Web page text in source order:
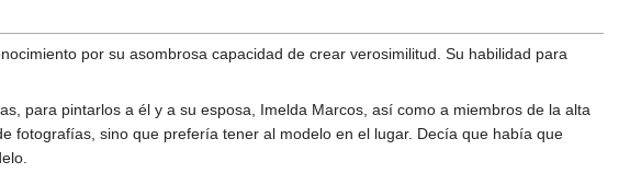
por su asombrosa capacidad de crear verosimilitud. Su habilidad para
para pintarlos a él y a su esposa, Imelda Marcos, así como a miembros de la alta
fotografías, sino que prefería tener al modelo en el lugar. Decía que había que